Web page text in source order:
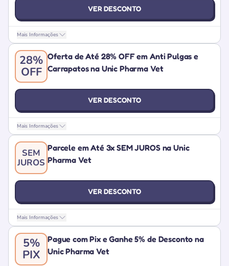
VER DESCONTO
Mais Informações
28%
OFF
Oferta de Até 28% OFF em Anti Pulgas e
Carrapatos na Unic Pharma Vet
VER DESCONTO
Mais Informações
SEM
JUROS
Parcele em Até 3x SEM JUROS na Unic
Pharma Vet
VER DESCONTO
Mais Informações
5%
PIX
Pague com Pix e Ganhe 5% de Desconto na
Unic Pharma Vet